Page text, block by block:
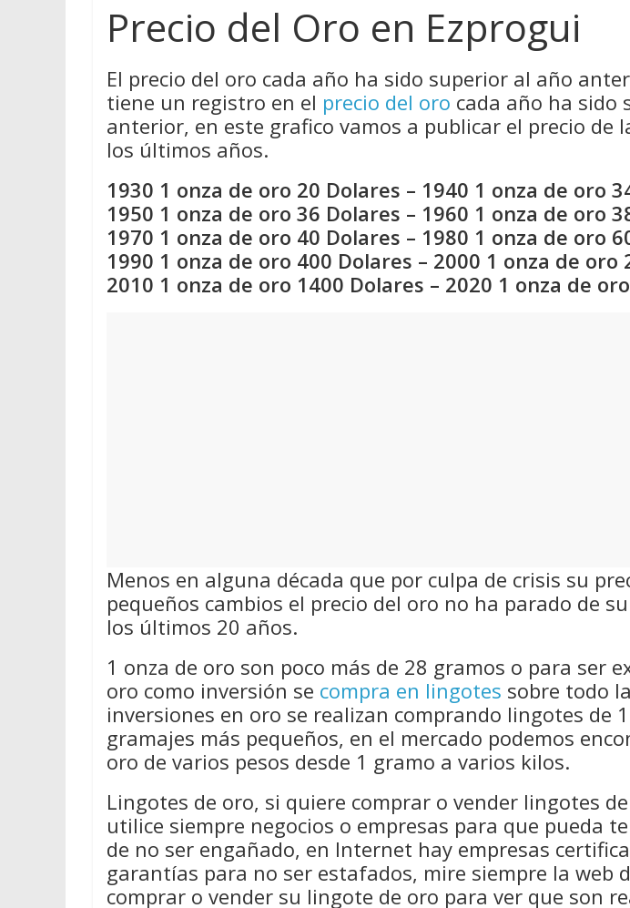
Precio del Oro en Ezprogui
El precio del oro cada año ha sido superior al año
tiene un registro en el precio del oro cada año ha sido
anterior, en este grafico vamos a publicar el precio de
los últimos años.
1930 1 onza de oro 20 Dolares – 1940 1 onza de oro
1950 1 onza de oro 36 Dolares – 1960 1 onza de oro
1970 1 onza de oro 40 Dolares – 1980 1 onza de oro
1990 1 onza de oro 400 Dolares – 2000 1 onza de oro
2010 1 onza de oro 1400 Dolares – 2020 1 onza de
Menos en alguna década que por culpa de crisis su
pequeños cambios el precio del oro no ha parado de
los últimos 20 años.
1 onza de oro son poco más de 28 gramos o para ser
oro como inversión se compra en lingotes sobre todo
inversiones en oro se realizan comprando lingotes de
gramajes más pequeños, en el mercado podemos
oro de varios pesos desde 1 gramo a varios kilos.
Lingotes de oro, si quiere comprar o vender lingotes
utilice siempre negocios o empresas para que pueda
de no ser engañado, en Internet hay empresas
garantías para no ser estafados, mire siempre la web
comprar o vender su lingote de oro para ver que son